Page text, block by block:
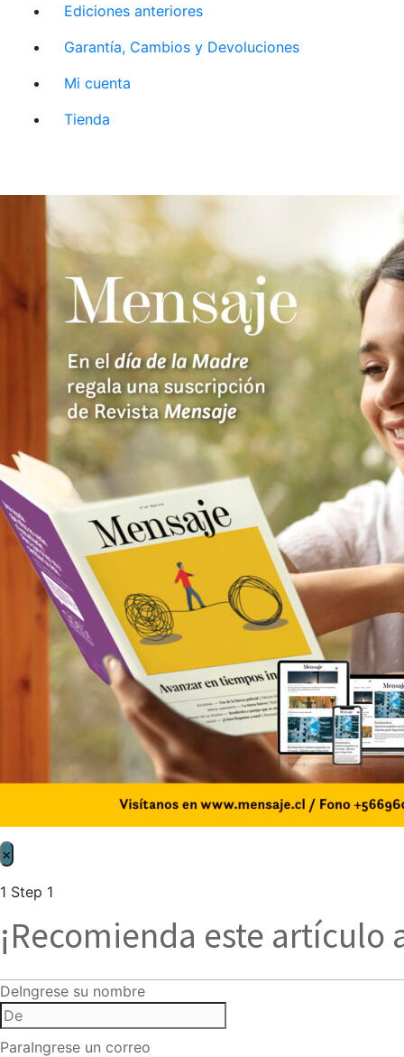
Ediciones anteriores
Garantía, Cambios y Devoluciones
Mi cuenta
Tienda
×
1 Step 1
¡Recomienda este artículo
DeIngrese su nombre
ParaIngrese un correo